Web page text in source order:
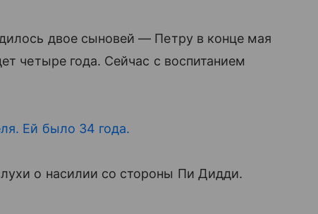
двое сыновей — Петру в конце мая
четыре года. Сейчас с воспитанием
Ей было 34 года.
о насилии со стороны Пи Дидди.